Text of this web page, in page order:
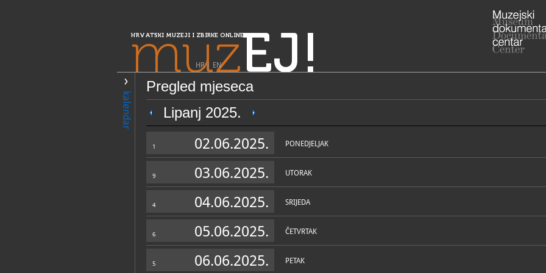
HRVATSKI MUZEJI I ZBIRKE ONLINE
muzEJ!
HR| EN
kalendar
Pregled mjeseca
Lipanj 2025.
1 02.06.2025. PONEDJELJAK
9 03.06.2025. UTORAK
4 04.06.2025. SRIJEDA
6 05.06.2025. ČETVRTAK
5 06.06.2025. PETAK
PRETRAŽIVANJE
Središnja Hrvatska
Muzej grada Rijeke
ADRESA
subota: 10
utorak -
OPĆI PODACI